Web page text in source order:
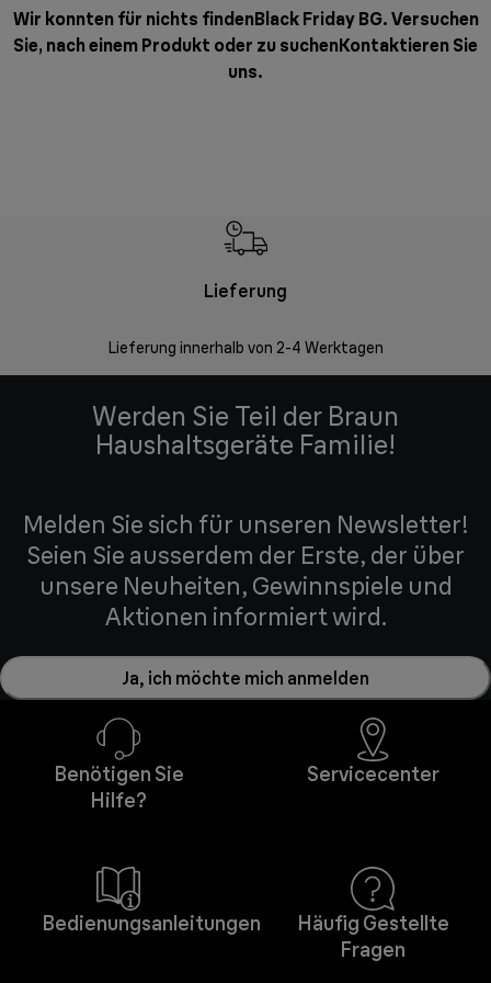
Wir konnten für nichts findenBlack Friday BG. Versuchen
Sie, nach einem Produkt oder zu suchenKontaktieren Sie
uns.
Lieferung
Lieferung innerhalb von 2-4 Werktagen
Werden Sie Teil der Braun
Haushaltsgeräte Familie!
Melden Sie sich für unseren Newsletter!
Seien Sie ausserdem der Erste, der über
unsere Neuheiten, Gewinnspiele und
Aktionen informiert wird.
Ja, ich möchte mich anmelden
Benötigen Sie
Hilfe?
Servicecenter
Bedienungsanleitungen
Häufig Gestellte
Fragen